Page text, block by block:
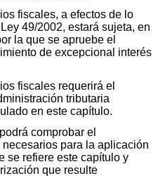
fiscales, a efectos de lo
49/2002, estará sujeta, en
la que se apruebe el
de excepcional interés
fiscales requerirá el
tributaria
en este capítulo.
comprobar el
para la aplicación
se refiere este capítulo y
que resulte